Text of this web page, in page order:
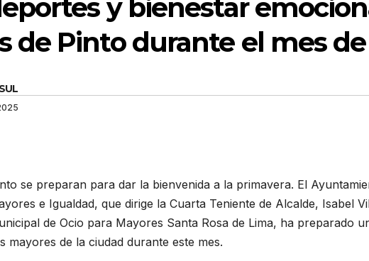
y bienestar
de Pinto durante el mes
se preparan para dar la bienvenida a la primavera. El
e Igualdad, que dirige la Cuarta Teniente de Alcalde, Isabel
de Ocio para Mayores Santa Rosa de Lima, ha preparado
mayores de la ciudad durante este mes.